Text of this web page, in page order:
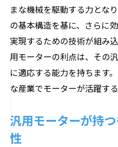
把握する
モーターの特性と
エネルギー効率を
の重要性
使用目的に基づく
専門家のアドバイ
モーター選定時
まな機械を駆動する力とな
の基本構造を基に、さらに
実現するための技術が組み
用モーターの利点は、その
に適応する能力を持ちます
な産業でモーターが活躍す
汎用モーターが持
性